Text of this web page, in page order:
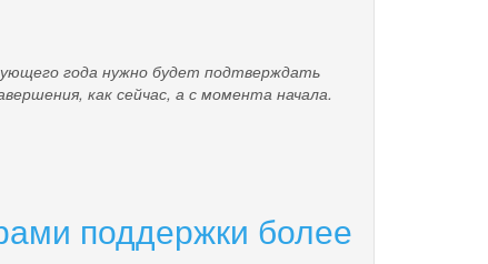
года нужно будет подтверждать
как сейчас, а с момента начала.
поддержки более